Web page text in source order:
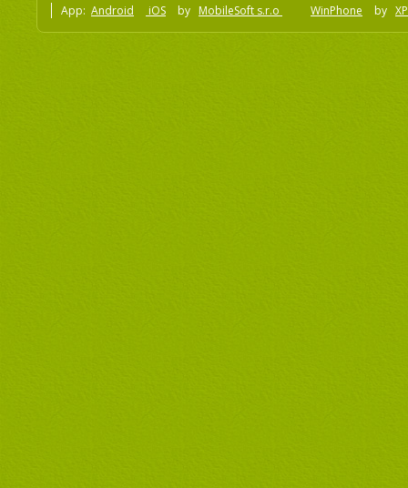
App: Android iOS by MobileSoft s.r.o WinPhone by